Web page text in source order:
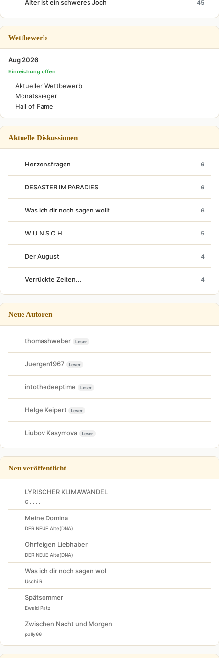
Alter ist ein schweres Joch 45
Wettbewerb
Aug 2026
Einreichung offen
Aktueller Wettbewerb
Monatssieger
Hall of Fame
Aktuelle Diskussionen
Herzensfragen 6
DESASTER IM PARADIES 6
Was ich dir noch sagen wollt 6
W U N S C H 5
Der August 4
Verrückte Zeiten... 4
Neue Autoren
thomashweber Leser
Juergen1967 Leser
intothedeeptime Leser
Helge Keipert Leser
Liubov Kasymova Leser
Neu veröffentlicht
LYRISCHER KLIMAWANDEL
G . . . .
Meine Domina
DER NEUE Alte(DNA)
Ohrfeigen Liebhaber
DER NEUE Alte(DNA)
Was ich dir noch sagen wol
Uschi R.
Spätsommer
Ewald Patz
Zwischen Nacht und Morgen
pally66